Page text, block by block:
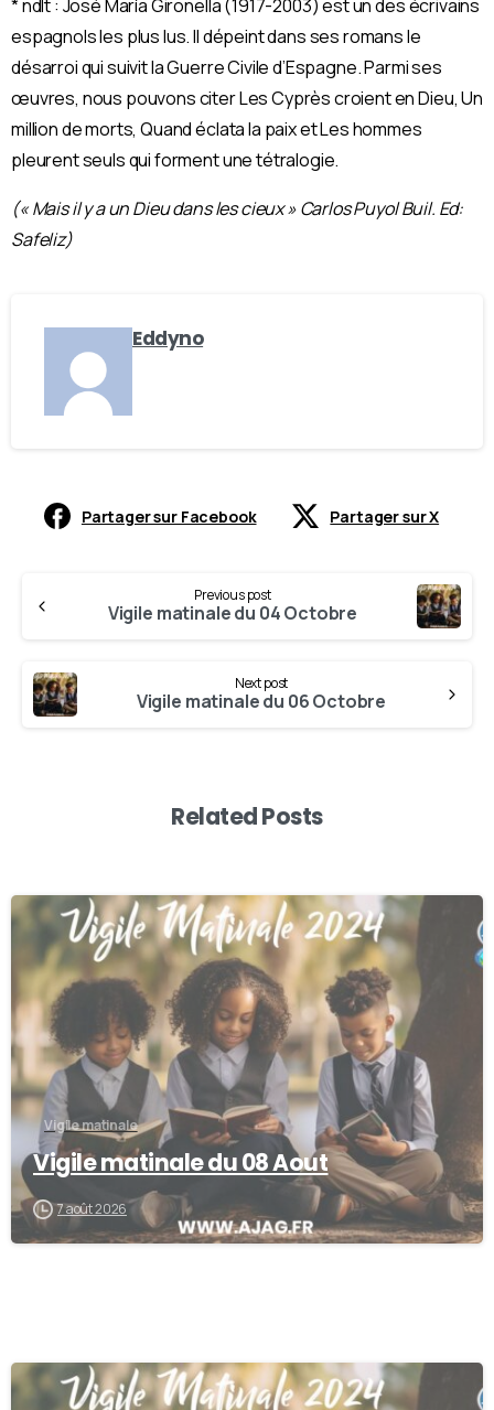
* ndlt : José María Gironella (1917-2003) est un des écrivains
espagnols les plus lus. Il dépeint dans ses romans le
désarroi qui suivit la Guerre Civile d’Espagne. Parmi ses
œuvres, nous pouvons citer Les Cyprès croient en Dieu, Un
million de morts, Quand éclata la paix et Les hommes
pleurent seuls qui forment une tétralogie.
(« Mais il y a un Dieu dans les cieux » Carlos Puyol Buil. Ed:
Safeliz)
Eddyno
Partager sur Facebook Partager sur X
Previous post
Vigile matinale du 04 Octobre
Next post
Vigile matinale du 06 Octobre
Related Posts
Vigile matinale
Vigile matinale du 08 Aout
7 août 2026